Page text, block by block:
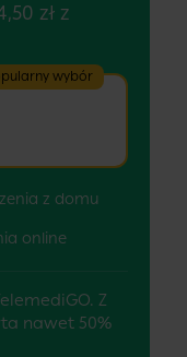
zł z
wybór
z domu
online
Z
nawet 50%